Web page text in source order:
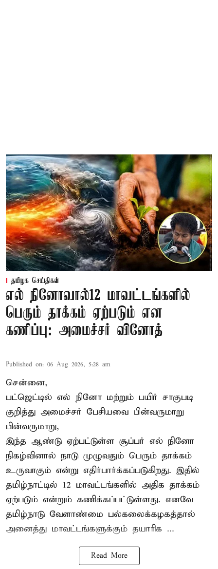
தமிழக செய்திகள்
எல் நினோவால்12 மாவட்டங்களில்
பெரும் தாக்கம் ஏற்படும் என
கணிப்பு: அமைச்சர் வினோத்
Published on: 06 Aug 2026, 5:28 am
சென்னை,
பட்ஜெட்டில் எல் நினோ மற்றும் பயிர் சாகுபடி
குறித்து அமைச்சர் பேசியவை பின்வருமாறு
பின்வருமாறு,
இந்த ஆண்டு ஏற்பட்டுள்ள சூப்பர் எல் நினோ
நிகழ்வினால் நாடு முழுவதும் பெரும் தாக்கம்
உருவாகும் என்று எதிர்பார்க்கப்படுகிறது. இதில்
தமிழ்நாட்டில் 12 மாவட்டங்களில் அதிக தாக்கம்
ஏற்படும் என்றும் கணிக்கப்பட்டுள்ளது. எனவே
தமிழ்நாடு வேளாண்மை பல்கலைக்கழகத்தால்
அனைத்து மாவட்டங்களுக்கும் தயாரிக ...
Read More